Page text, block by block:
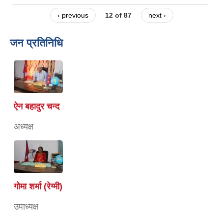
‹ previous 12 of 87 next ›
जन प्रतिनिधि
ऐन बहादुर चन्द
अध्यक्ष
गोमा शर्मा (रेग्मी)
उपाध्यक्ष